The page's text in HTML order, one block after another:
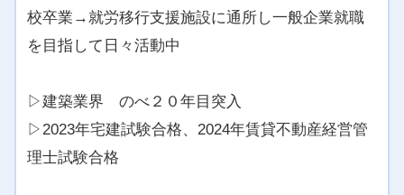
校卒業→就労移行支援施設に通所し一般企業就職
を目指して日々活動中
▷建築業界 のべ２０年目突入
▷2023年宅建試験合格、2024年賃貸不動産経営管
理士試験合格